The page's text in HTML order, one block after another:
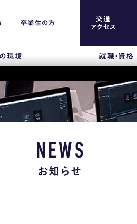
留学生のみなさま
保護者のみなさま
NEWS
お知らせ